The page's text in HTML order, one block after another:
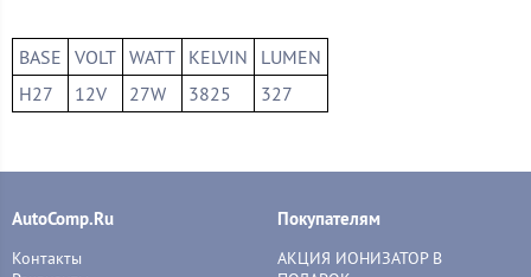
BASE VOLT WATT KELVIN
LUMEN
H27
12V 27W 3825 327
AutoComp.Ru
Контакты
Покупателям
АКЦИЯ ИОНИЗАТОР В